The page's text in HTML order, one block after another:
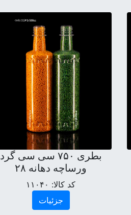
بطری ۷۵۰ سی سی گرد
ورساچه دهانه ۲۸
کد کالا: ۱۱۰۴۰
جزئیات